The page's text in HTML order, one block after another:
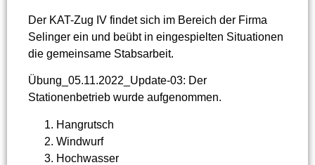
Der KAT-Zug IV findet sich im Bereich der Firma
Selinger ein und beübt in eingespielten Situationen
die gemeinsame Stabsarbeit.
Übung_05.11.2022_Update-03: Der
Stationenbetrieb wurde aufgenommen.
Hangrutsch
Windwurf
Hochwasser